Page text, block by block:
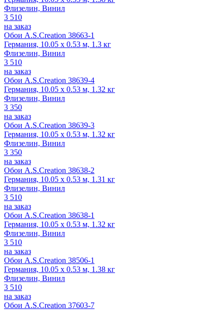
Флизелин, Винил
3 510
на заказ
Обои A.S.Creation 38663-1
Германия, 10.05 x 0.53 м, 1.3 кг
Флизелин, Винил
3 510
на заказ
Обои A.S.Creation 38639-4
Германия, 10.05 x 0.53 м, 1.32 кг
Флизелин, Винил
3 350
на заказ
Обои A.S.Creation 38639-3
Германия, 10.05 x 0.53 м, 1.32 кг
Флизелин, Винил
3 350
на заказ
Обои A.S.Creation 38638-2
Германия, 10.05 x 0.53 м, 1.31 кг
Флизелин, Винил
3 510
на заказ
Обои A.S.Creation 38638-1
Германия, 10.05 x 0.53 м, 1.32 кг
Флизелин, Винил
3 510
на заказ
Обои A.S.Creation 38506-1
Германия, 10.05 x 0.53 м, 1.38 кг
Флизелин, Винил
3 510
на заказ
Обои A.S.Creation 37603-7